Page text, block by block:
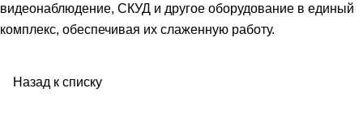
видеонаблюдение, СКУД и другое оборудование в единый
комплекс, обеспечивая их слаженную работу.
Назад к списку